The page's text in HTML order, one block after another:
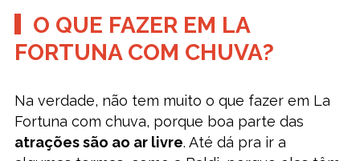
O QUE FAZER EM LA
FORTUNA COM CHUVA?
Na verdade, não tem muito o que fazer em La
Fortuna com chuva, porque boa parte das
atrações são ao ar livre. Até dá pra ir a